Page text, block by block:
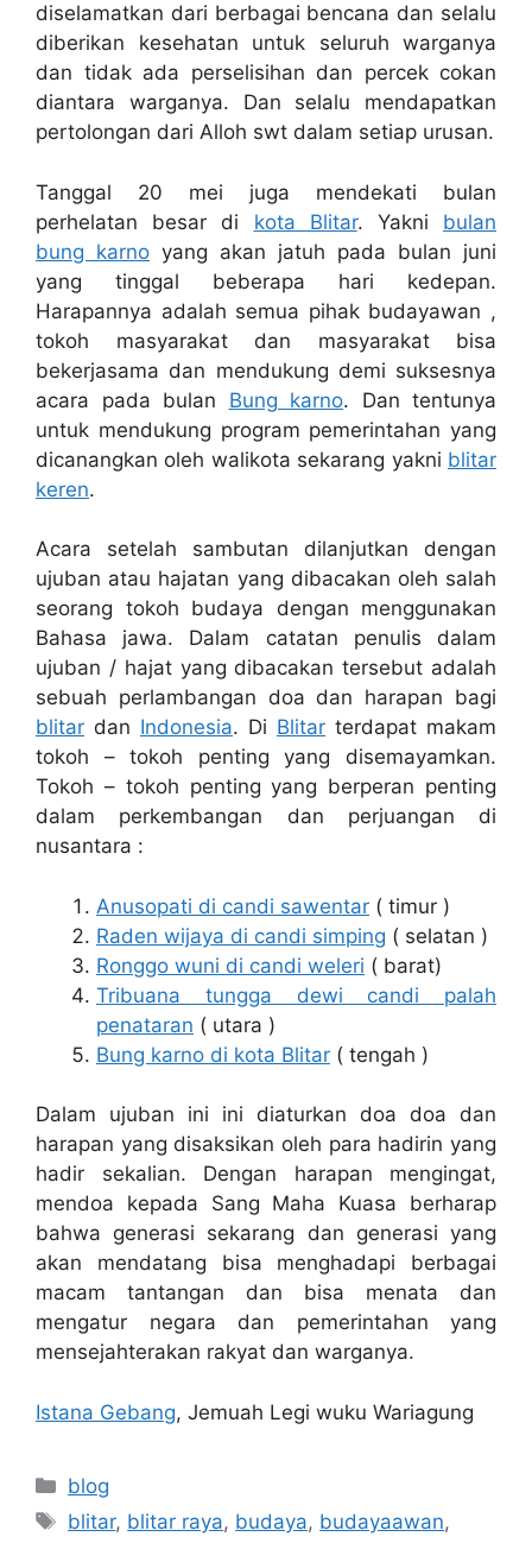
diselamatkan dari berbagai bencana dan selalu
diberikan kesehatan untuk seluruh warganya
dan tidak ada perselisihan dan percek cokan
diantara warganya. Dan selalu mendapatkan
pertolongan dari Alloh swt dalam setiap urusan.
Tanggal 20 mei juga mendekati bulan
perhelatan besar di kota Blitar. Yakni bulan
bung karno yang akan jatuh pada bulan juni
yang tinggal beberapa hari kedepan.
Harapannya adalah semua pihak budayawan ,
tokoh masyarakat dan masyarakat bisa
bekerjasama dan mendukung demi suksesnya
acara pada bulan Bung karno. Dan tentunya
untuk mendukung program pemerintahan yang
dicanangkan oleh walikota sekarang yakni blitar
keren.
Acara setelah sambutan dilanjutkan dengan
ujuban atau hajatan yang dibacakan oleh salah
seorang tokoh budaya dengan menggunakan
Bahasa jawa. Dalam catatan penulis dalam
ujuban / hajat yang dibacakan tersebut adalah
sebuah perlambangan doa dan harapan bagi
blitar dan Indonesia. Di Blitar terdapat makam
tokoh – tokoh penting yang disemayamkan.
Tokoh – tokoh penting yang berperan penting
dalam perkembangan dan perjuangan di
nusantara :
Anusopati di candi sawentar ( timur )
Raden wijaya di candi simping ( selatan )
Ronggo wuni di candi weleri ( barat)
Tribuana tungga dewi candi palah
penataran ( utara )
Bung karno di kota Blitar ( tengah )
Dalam ujuban ini ini diaturkan doa doa dan
harapan yang disaksikan oleh para hadirin yang
hadir sekalian. Dengan harapan mengingat,
mendoa kepada Sang Maha Kuasa berharap
bahwa generasi sekarang dan generasi yang
akan mendatang bisa menghadapi berbagai
macam tantangan dan bisa menata dan
mengatur negara dan pemerintahan yang
mensejahterakan rakyat dan warganya.
Istana Gebang, Jemuah Legi wuku Wariagung
Categories
blog
Tags
blitar, blitar raya, budaya, budayaawan,